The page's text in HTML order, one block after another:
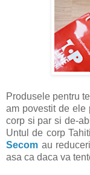
Produsele pentru
am povestit de ele
corp si par si de-
Untul de corp
Secom au
asa ca daca va